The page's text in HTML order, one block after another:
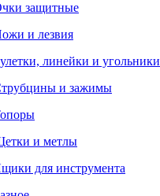
защитные
и лезвия
линейки и угольники
и зажимы
и метлы
для инструмента